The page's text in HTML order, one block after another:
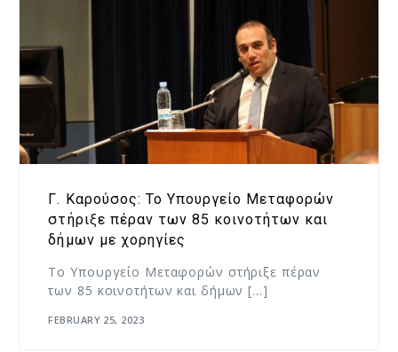
Γ. Καρούσος: Το Υπουργείο Μεταφορών
στήριξε πέραν των 85 κοινοτήτων και
δήμων με χορηγίες
Το Υπουργείο Μεταφορών στήριξε πέραν
των 85 κοινοτήτων και δήμων […]
FEBRUARY 25, 2023